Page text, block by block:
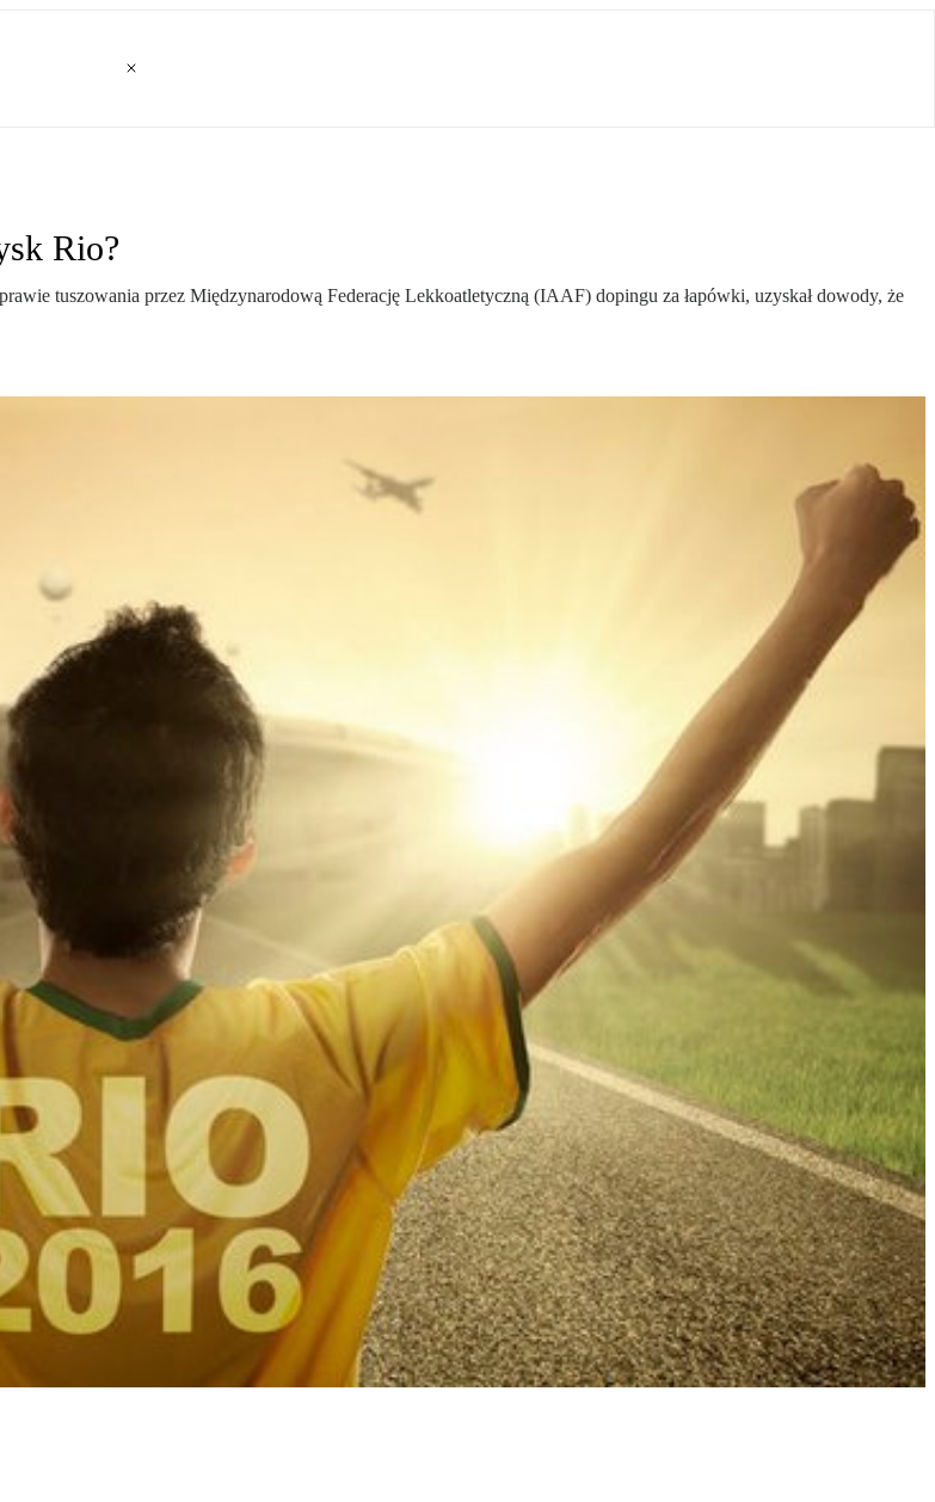
Rio?
tuszowania przez Międzynarodową Federację Lekkoatletyczną (IAAF) dopingu za łapówki, uzyskał dowody, że